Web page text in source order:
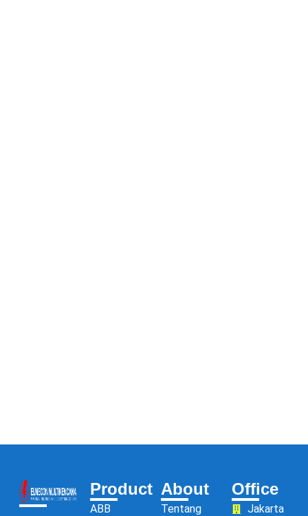
Product
ABB
About
Tentang
Office
Jakarta